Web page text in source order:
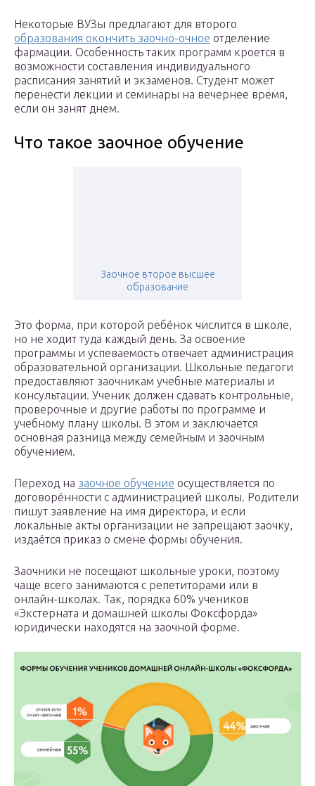
Некоторые ВУЗы предлагают для второго
образования окончить заочно-очное отделение
фармации. Особенность таких программ кроется в
возможности составления индивидуального
расписания занятий и экзаменов. Студент может
перенести лекции и семинары на вечернее время,
если он занят днем.
Что такое заочное обучение
Заочное второе высшее
образование
Это форма, при которой ребёнок числится в школе,
но не ходит туда каждый день. За освоение
программы и успеваемость отвечает администрация
образовательной организации. Школьные педагоги
предоставляют заочникам учебные материалы и
консультации. Ученик должен сдавать контрольные,
проверочные и другие работы по программе и
учебному плану школы. В этом и заключается
основная разница между семейным и заочным
обучением.
Переход на заочное обучение осуществляется по
договорённости с администрацией школы. Родители
пишут заявление на имя директора, и если
локальные акты организации не запрещают заочку,
издаётся приказ о смене формы обучения.
Заочники не посещают школьные уроки, поэтому
чаще всего занимаются с репетиторами или в
онлайн-школах. Так, порядка 60% учеников
«Экстерната и домашней школы Фоксфорда»
юридически находятся на заочной форме.